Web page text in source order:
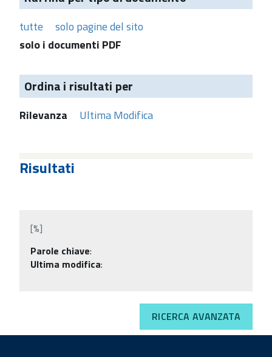
tutte
solo pagine del sito
solo i documenti PDF
Ordina i risultati per
Rilevanza Ultima Modifica
Risultati
[%]
Parole chiave:
Ultima modifica:
RICERCA AVANZATA